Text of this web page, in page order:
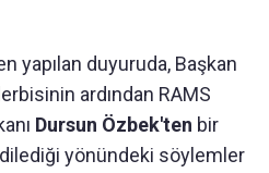
yapılan duyuruda, Başkan
ardından RAMS
Dursun Özbek'ten bir
dilediği yönündeki söylemler